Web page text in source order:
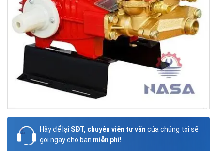
Hãy để lại SĐT, chuyên viên tư vấn của chúng tôi sẽ
gọi ngay cho bạn miễn phí!